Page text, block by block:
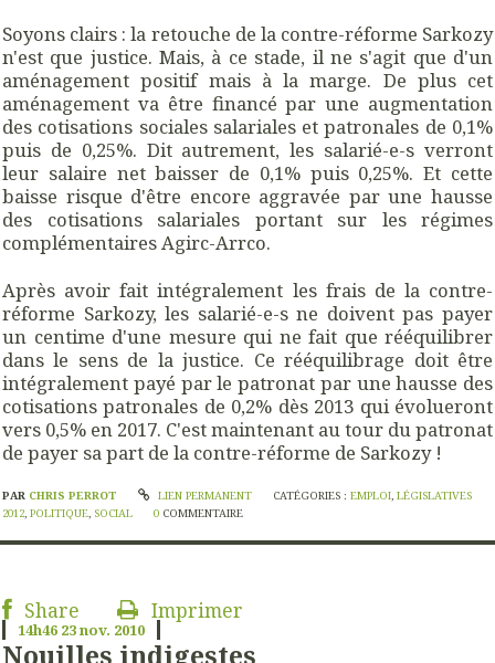
Soyons clairs : la retouche de la contre-réforme Sarkozy
n'est que justice. Mais, à ce stade, il ne s'agit que d'un
aménagement positif mais à la marge. De plus cet
aménagement va être financé par une augmentation
des cotisations sociales salariales et patronales de 0,1%
puis de 0,25%. Dit autrement, les salarié-e-s verront
leur salaire net baisser de 0,1% puis 0,25%. Et cette
baisse risque d'être encore aggravée par une hausse
des cotisations salariales portant sur les régimes
complémentaires Agirc-Arrco.
Après avoir fait intégralement les frais de la contre-
réforme Sarkozy, les salarié-e-s ne doivent pas payer
un centime d'une mesure qui ne fait que rééquilibrer
dans le sens de la justice. Ce rééquilibrage doit être
intégralement payé par le patronat par une hausse des
cotisations patronales de 0,2% dès 2013 qui évolueront
vers 0,5% en 2017. C'est maintenant au tour du patronat
de payer sa part de la contre-réforme de Sarkozy !
PAR CHRIS PERROT LIEN PERMANENT CATÉGORIES :EMPLOI,LÉGISLATIVES
2012, POLITIQUE, SOCIAL 0 COMMENTAIRE
Share Imprimer
14h46 23nov. 2010
Nouilles indigestes